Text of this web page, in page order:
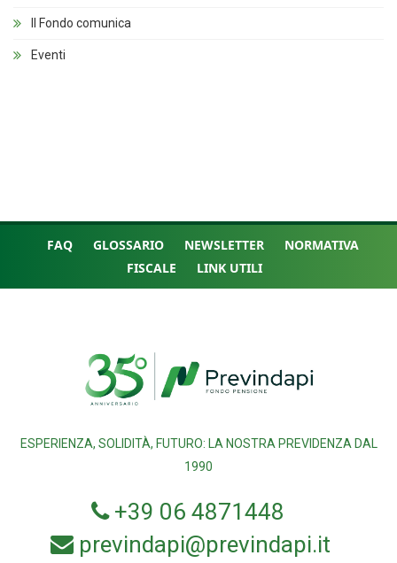
Il Fondo comunica
Eventi
FAQ GLOSSARIO NEWSLETTER
NORMATIVA
FISCALE
LINK UTILI
ESPERIENZA, SOLIDITÀ, FUTURO: LA NOSTRA PREVIDENZA DAL
1990
+39 06 4871448
previndapi@previndapi.it